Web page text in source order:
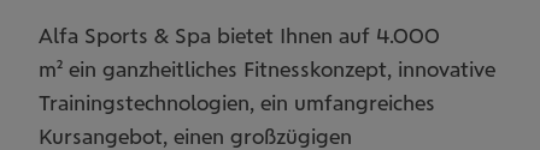
Alfa Sports & Spa bietet Ihnen auf 4.000
m2 ein ganzheitliches Fitnesskonzept, innovative
Trainingstechnologien, ein umfangreiches
Kursangebot, einen großzügigen